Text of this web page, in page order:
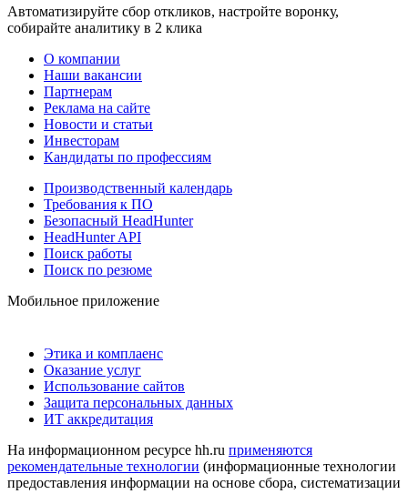
Автоматизируйте сбор откликов, настройте воронку,
собирайте аналитику в 2 клика
О компании
Наши вакансии
Партнерам
Реклама на сайте
Новости и статьи
Инвесторам
Кандидаты по профессиям
Производственный календарь
Требования к ПО
Безопасный HeadHunter
HeadHunter API
Поиск работы
Поиск по резюме
Мобильное приложение
Этика и комплаенс
Оказание услуг
Использование сайтов
Защита персональных данных
ИТ аккредитация
На информационном ресурсе hh.ru применяются
рекомендательные технологии (информационные технологии
предоставления информации на основе сбора, систематизации